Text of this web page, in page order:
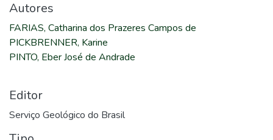
Autores
FARIAS, Catharina dos Prazeres Campos de
PICKBRENNER, Karine
PINTO, Eber José de Andrade
Editor
Serviço Geológico do Brasil